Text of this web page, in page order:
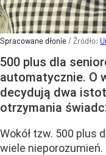
Spracowane dłonie/ Źródło:
500 plus dla
automatycznie. O
decydują dwa
otrzymania
Wokół tzw. 500 plus
wiele